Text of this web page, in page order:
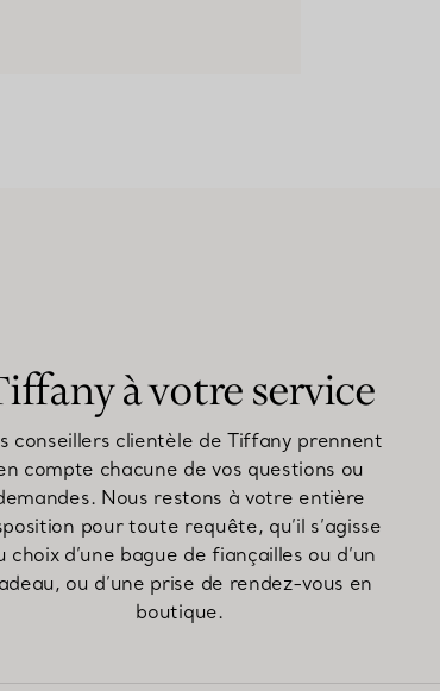
à votre service
conseillers clientèle de Tiffany prennent
compte chacune de vos questions ou
Nous restons à votre entière
pour toute requête, qu’il s’agisse
choix d’une bague de fiançailles ou d’un
ou d’une prise de rendez-vous en
boutique.